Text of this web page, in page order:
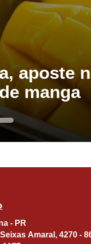
aposte
manga
- PR
Av. Zilda